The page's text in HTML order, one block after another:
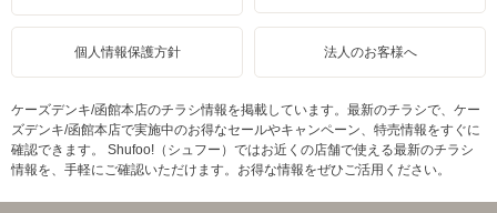
個人情報保護方針 法人のお客様へ
ケーズデンキ/函館本店のチラシ情報を掲載しています。最新のチラシで、ケー
ズデンキ/函館本店で実施中のお得なセールやキャンペーン、特売情報をすぐに
確認できます。 Shufoo!（シュフー）ではお近くの店舗で使える最新のチラシ
情報を、手軽にご確認いただけます。お得な情報をぜひご活用ください。